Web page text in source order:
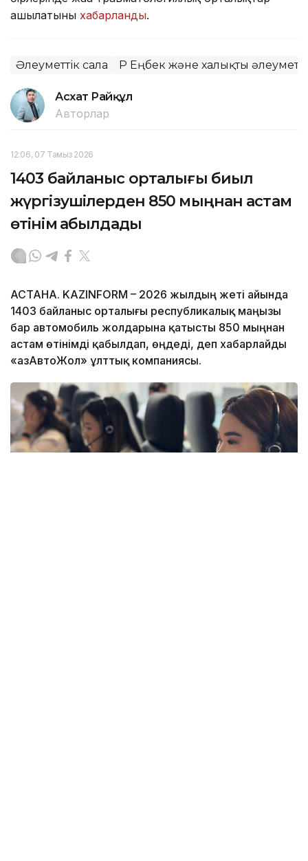
ашылатыны хабарланды.
Әлеуметтік сала ҚР Еңбек және халықты
Асхат Райқұл
Авторлар
12:06, 07 Тамыз 2026
1403 байланыс орталығы биыл
жүргізушілерден 850 мыңнан астам
өтінім қабылдады
АСТАНА. KAZINFORM – 2026 жылдың жеті айында
1403 байланыс орталығы республикалық маңызы
бар автомобиль жолдарына қатысты 850 мыңнан
астам өтінімді қабылдап, өңдеді, деп хабарлайды
«ҚазАвтоЖол» ұлттық компаниясы.